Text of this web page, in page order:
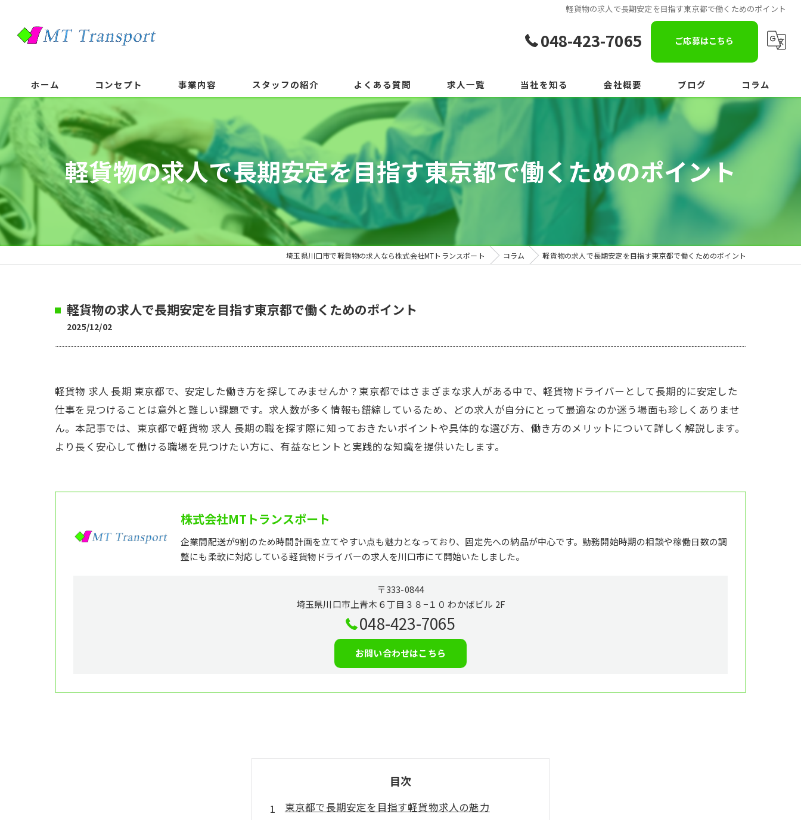
軽貨物の求人で長期安定を目指す東京都で働くためのポイント
048-423-7065 ご応募はこちら
ホーム コンセプト 事業内容 スタッフの紹介 よくある質問 求人一覧 当社を知る 会社概要 ブログ コラム
軽貨物の求人で長期安定を目指す東京都で働くためのポイント
埼玉県川口市で軽貨物の求人なら株式会社MTトランスポート コラム 軽貨物の求人で長期安定を目指す東京都で働くためのポイント
軽貨物の求人で長期安定を目指す東京都で働くためのポイント
2025/12/02
軽貨物 求人 長期 東京都で、安定した働き方を探してみませんか？東京都ではさまざまな求人がある中で、軽貨物ドライバーとして長期的に安定した
仕事を見つけることは意外と難しい課題です。求人数が多く情報も錯綜しているため、どの求人が自分にとって最適なのか迷う場面も珍しくありませ
ん。本記事では、東京都で軽貨物 求人 長期の職を探す際に知っておきたいポイントや具体的な選び方、働き方のメリットについて詳しく解説します。
より長く安心して働ける職場を見つけたい方に、有益なヒントと実践的な知識を提供いたします。
株式会社MTトランスポート
企業間配送が9割のため時間計画を立てやすい点も魅力となっており、固定先への納品が中心です。勤務開始時期の相談や稼働日数の調
整にも柔軟に対応している軽貨物ドライバーの求人を川口市にて開始いたしました。
〒333-0844
埼玉県川口市上青木６丁目３８−１０ わかばビル 2F
048-423-7065
お問い合わせはこちら
目次
東京都で長期安定を目指す軽貨物求人の魅力